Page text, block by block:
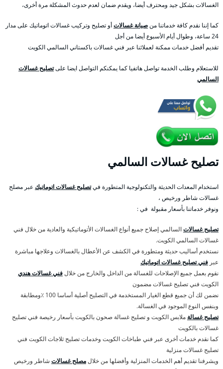
الغسالات بشكل جيد ومحترف أيضا، ويقدم ضمان لعدم حدوث المشكلة مرة أخرى،
كما إننا نقدم كافة خدماتنا منصيانة غسالاتأو تصليح وتركيب غسالات اتوماتيك على مدار
24 ساعة، وطوال أيام الأسبوع أيضا من أجل
تقديم أفضل خدمات ممكنة لعملائنا عبر فني غسالات باكستاني السالمي الكويت
للاستعلام وطلب الخدمة تواصل هاتفيا كما يمكنكم التواصل ايضا علىتصليح غسالات
السالمي
تصليح غسالات السالمي
استخدام المعدات الحديثة والتكنولوجية المتطورة فيتصليح غسالات اتوماتيك عبر مصلح
غسالات شاطر ورخيص ،
ونوفر خدماتنا بأسعار مقبولة في :
تصليح غسالاتالسالمي إصلاح جميع أنواع الغسالات الأتوماتيكية والعادية من خلال فني
غسالات السالمي الكويت.
نستخدم أساليب حديثة ومتطورة في الكشف عن الأعطال بالغسالات وعلاجها مباشرة
عبر فني تصليح غسالات اتوماتيك
نقوم بعمل جميع الإصلاحات للغسالة من الداخل والخارج من خلالفني غسالات هندي
الكويت فني تصليح غسالات مضمون
نضمن لك أن جميع قطع الغيار المستخدمة في التصليح أصلية أساسا 100 ٪ومطابقة
وبنفس النوع الموجود في الغسالة.
تصليح غسالة ملابس الكويت و تصليح غسالة صحون بالكويت بأسعار رخيصة فني تصليح
غسالات بالكويت
كما نقدم خدمات أخرى عبر فني طباخات الكويت وخدمات تصليح ثلاجات الكويت فني
تصليح غسالات منزلية
ويشرفنا تقديم أهم الخدمات المنزلية وأفضلها من خلالمصلح غسالات شاطر ورخيص